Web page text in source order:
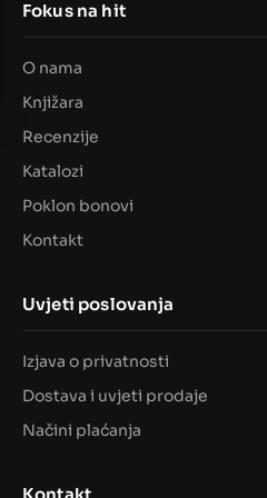
Fokus na hit
O nama
Knjižara
Recenzije
Katalozi
Poklon bonovi
Kontakt
Uvjeti poslovanja
Izjava o privatnosti
Dostava i uvjeti prodaje
Načini plaćanja